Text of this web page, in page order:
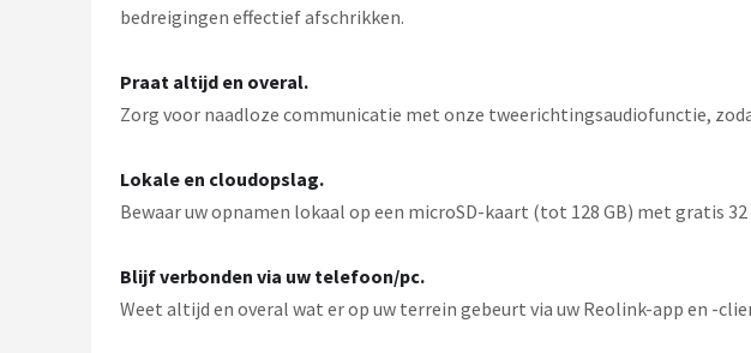
bedreigingen effectief afschrikken.
Praat altijd en overal.
Zorg voor naadloze communicatie met onze tweerichtingsaudiofunctie,
Lokale en cloudopslag.
Bewaar uw opnamen lokaal op een microSD-kaart (tot 128 GB) met gratis
Blijf verbonden via uw telefoon/pc.
Weet altijd en overal wat er op uw terrein gebeurt via uw Reolink-app en -